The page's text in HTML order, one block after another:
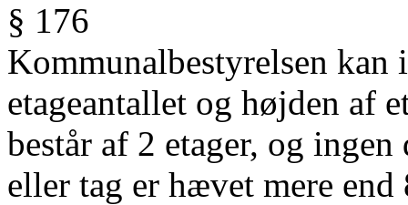
§ 176
Kommunalbestyrelsen kan
etageantallet og højden af
består af 2 etager, og
eller tag er hævet mere